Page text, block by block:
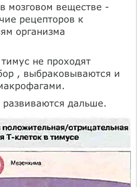
мозговом веществе -
рецепторов к
организма
не проходят
, выбраковываются и
дальше.